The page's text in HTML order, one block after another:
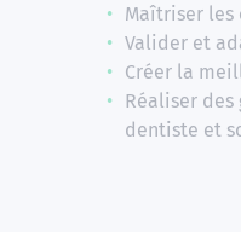
Maîtriser les
Valider et
Créer la
Réaliser
dentiste et